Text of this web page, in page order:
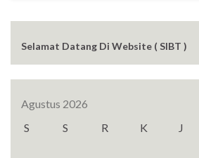
Selamat Datang Di Website ( SIBT )
Agustus 2026
S
S R K J